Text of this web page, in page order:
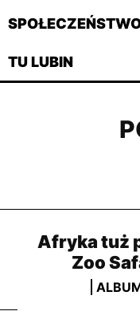
TU LUBIN
ARTYKULY
Afryka tuż
Zoo